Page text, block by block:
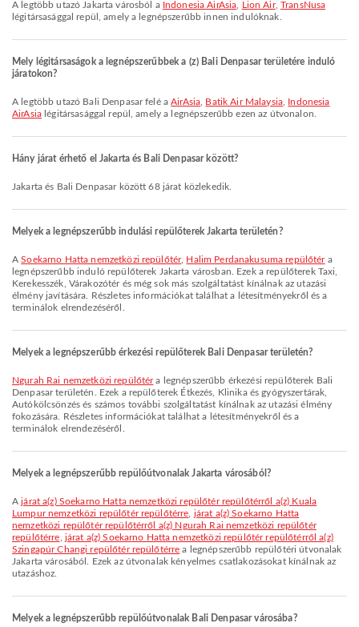
A legtöbb utazó Jakarta városból a Indonesia AirAsia Lion Air, TransNusa
légitársasággal repül, amely a legnépszerűbb innen indulóknak.
Mely légitársaságok a legnépszerűbbek a (z) Bali Denpasar területére induló
járatokon?
A legtöbb utazó Bali Denpasar felé aAirAsia Batik Air Malaysia, Indonesia
AirAsialégitársasággal repül, amely a legnépszerűbb ezen az útvonalon.
Hány járat érhető el Jakarta és Bali Denpasar között?
Jakarta és Bali Denpasar között 68 járat közlekedik.
Melyek a legnépszerűbb indulási repülőterek Jakarta területén?
ASoekarno Hatta nemzetközi repülőtér, Halim Perdanakusuma repülőtéra
legnépszerűbb induló repülőterek Jakarta városban. Ezek a repülőterek Taxi,
Kerekesszék, Várakozótér és még sok más szolgáltatást kínálnak az utazási
élmény javítására. Részletes információkat találhat a létesítményekről és a
terminálok elrendezéséről.
Melyek a legnépszerűbb érkezési repülőterek Bali Denpasar területén?
Ngurah Rai nemzetközi repülőtéra legnépszerűbb érkezési repülőterek Bali
Denpasar területén. Ezek a repülőterek Étkezés, Klinika és gyógyszertárak,
Autókölcsönzés és számos további szolgáltatást kínálnak az utazási élmény
fokozására. Részletes információkat találhat a létesítményekről és a
terminálok elrendezéséről.
Melyek a legnépszerűbb repülőútvonalak Jakarta városából?
Ajárat a(z) Soekarno Hatta nemzetközi repülőtér repülőtérről a(z) Kuala
Lumpur nemzetközi repülőtér repülőtérre járat a(z) Soekarno Hatta
nemzetközi repülőtér repülőtérről a(z) Ngurah Rai nemzetközi repülőtér
repülőtérre járat a(z) Soekarno Hatta nemzetközi repülőtér repülőtérről a(z)
Szingapúr Changi repülőtér repülőtérre a legnépszerűbb repülőtéri útvonalak
Jakarta városából. Ezek az útvonalak kényelmes csatlakozásokat kínálnak az
utazáshoz.
Melyek a legnépszerűbb repülőútvonalak Bali Denpasar városába?